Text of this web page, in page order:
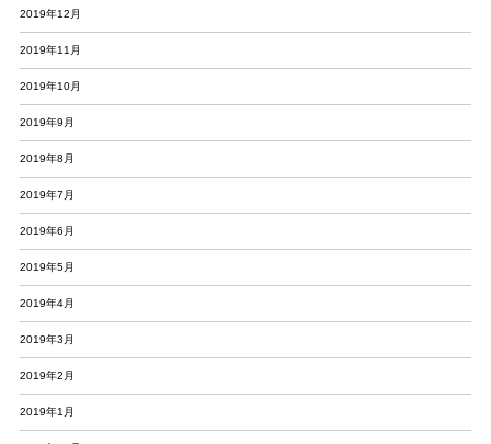
2019年12月
2019年11月
2019年10月
2019年9月
2019年8月
2019年7月
2019年6月
2019年5月
2019年4月
2019年3月
2019年2月
2019年1月